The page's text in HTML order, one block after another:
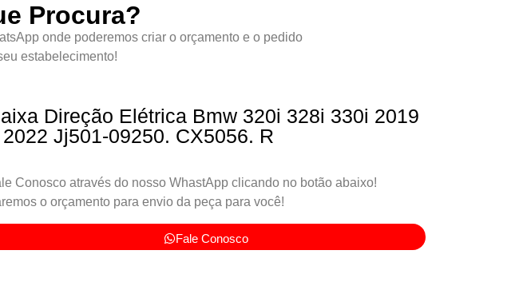
Procura?
onde poderemos criar o orçamento e o pedido
estabelecimento!
Direção Elétrica Bmw 320i 328i 330i 2019
Jj501-09250. CX5056. R
Conosco através do nosso WhastApp clicando no botão abaixo!
o orçamento para envio da peça para você!
Fale Conosco